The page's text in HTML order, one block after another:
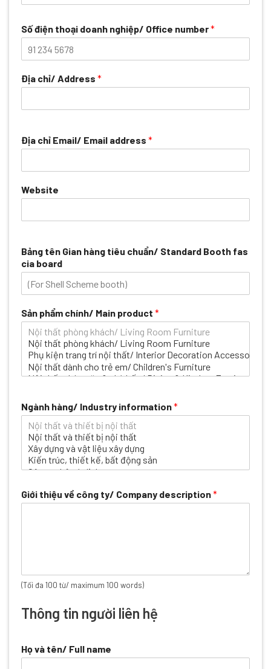
Số điện thoại doanh nghiệp/ Office number*
Địa chỉ/ Address *
Địa chỉ Email/ Email address *
Website
Bảng tên Gian hàng tiêu chuẩn/ Standard Booth fas
cia board
Sản phẩm chính/ Main product *
Ngành hàng/ Industry information*
Giới thiệu về công ty/ Company description*
(Tối đa 100 từ/ maximum 100 words)
Thông tin người liên hệ
Họ và tên/ Full name